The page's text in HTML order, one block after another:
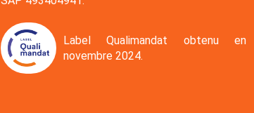
Label Qualimandat obtenu en
novembre 2024.